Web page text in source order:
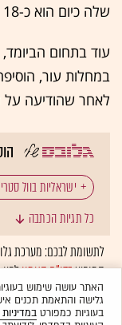
שלה כיום הוא כ-18 מיליון דולר.
עוד בתחום
לאחר שהודיעה על
ישראליות בוול
כל תגיות הכתבה
לתשומת לבכם: מערכת
המופיעבדו"ח האמון
בלתי הולם אחר מסוננים
גלישה והתאמת תכנים
בעוגיות כמפורט